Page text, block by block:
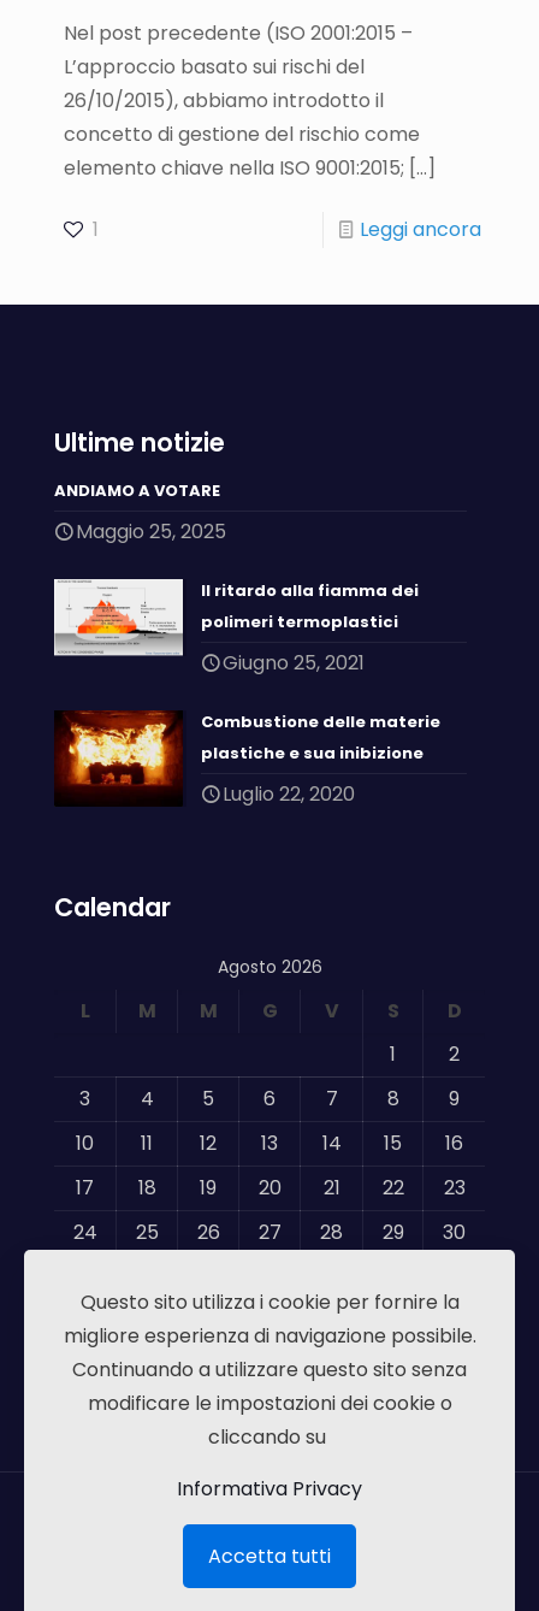
Nel post precedente (ISO 2001:2015 –
L’approccio basato sui rischi del
26/10/2015), abbiamo introdotto il
concetto di gestione del rischio come
elemento chiave nella ISO 9001:2015; […]
1 Leggi ancora
Ultime notizie
ANDIAMO A VOTARE
Maggio 25, 2025
Il ritardo alla fiamma dei
polimeri termoplastici
Giugno 25, 2021
Combustione delle materie
plastiche e sua inibizione
Luglio 22, 2020
Calendar
Agosto 2026
L M M G V S
D
1
2
3
4 5 6 7 8
9
10
11 12 13 14 15
16
17
18 19 20 21 22
23
24
25 26 27 28 29
30
« Mag
Massimo Riboldi | P.IVA 06836320967 | Via
Emilia,12 - 20090 Segrate MI
Questo sito utilizza i cookie per fornire la
migliore esperienza di navigazione possibile.
Continuando a utilizzare questo sito senza
modificare le impostazioni dei cookie o
cliccando su
Informativa Privacy
Accetta tutti